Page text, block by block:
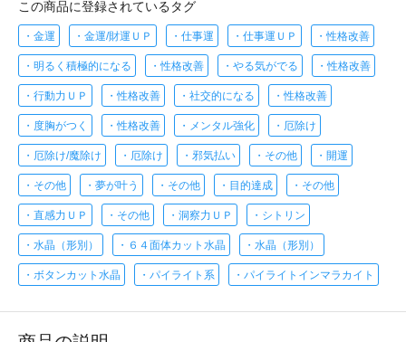
この商品に登録されているタグ
・金運 ・金運/財運ＵＰ ・仕事運 ・仕事運ＵＰ ・性格改善
・明るく積極的になる ・性格改善 ・やる気がでる ・性格改善
・行動力ＵＰ ・性格改善 ・社交的になる ・性格改善
・度胸がつく ・性格改善 ・メンタル強化 ・厄除け
・厄除け/魔除け ・厄除け ・邪気払い ・その他 ・開運
・その他 ・夢が叶う ・その他 ・目的達成 ・その他
・直感力ＵＰ ・その他 ・洞察力ＵＰ ・シトリン
・水晶（形別） ・６４面体カット水晶 ・水晶（形別）
・ボタンカット水晶 ・パイライト系 ・パイライトインマラカイト